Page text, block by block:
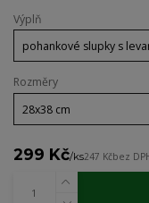
Výplň
Rozměry
299 Kč/ks247 Kčbez